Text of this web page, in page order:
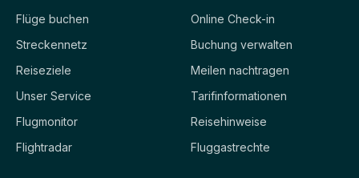
Flüge buchen
Streckennetz
Reiseziele
Unser Service
Flugmonitor
Flightradar
Online Check-in
Buchung verwalten
Meilen nachtragen
Tarifinformationen
Reisehinweise
Fluggastrechte